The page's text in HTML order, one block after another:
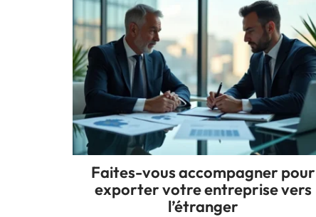
Faites-vous accompagner pour
exporter votre entreprise vers
l’étranger